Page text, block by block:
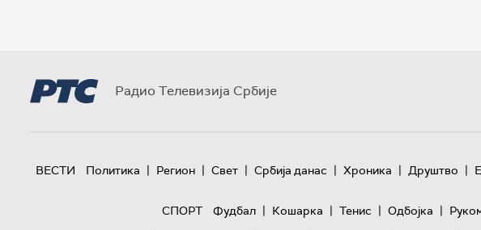
Радио Телевизија Србије
ВЕСТИ Политика | Регион | Свет | Србија данас | Хроника | Друштво |
СПОРТ
Фудбал | Кошарка | Тенис | Одбојка |